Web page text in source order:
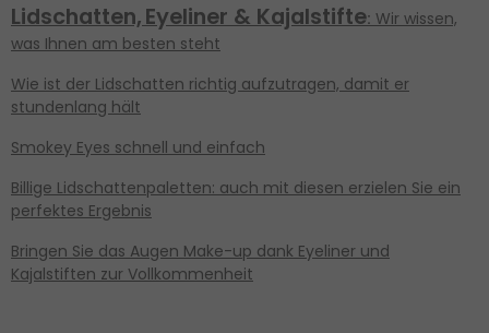
Lidschatten,Eyeliner & Kajalstifte: Wir wissen,
was Ihnen am besten steht
Wie ist der Lidschatten richtig aufzutragen, damit er
stundenlang hält
Smokey Eyes schnell und einfach
Billige Lidschattenpaletten: auch mit diesen erzielen Sie ein
perfektes Ergebnis
Bringen Sie das Augen Make-up dank Eyeliner und
Kajalstiften zur Vollkommenheit